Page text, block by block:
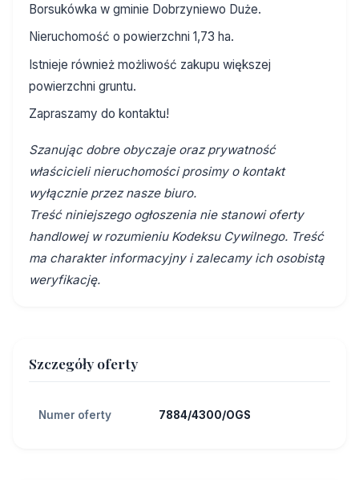
Borsukówka w gminie Dobrzyniewo Duże.
Nieruchomość o powierzchni 1,73 ha.
Istnieje również możliwość zakupu większej
powierzchni gruntu.
Zapraszamy do kontaktu!
Szanując dobre obyczaje oraz prywatność
właścicieli nieruchomości prosimy o kontakt
wyłącznie przez nasze biuro.
Treść niniejszego ogłoszenia nie stanowi oferty
handlowej w rozumieniu Kodeksu Cywilnego. Treść
ma charakter informacyjny i zalecamy ich osobistą
weryfikację.
Szczegóły oferty
Numer oferty 7884/4300/OGS